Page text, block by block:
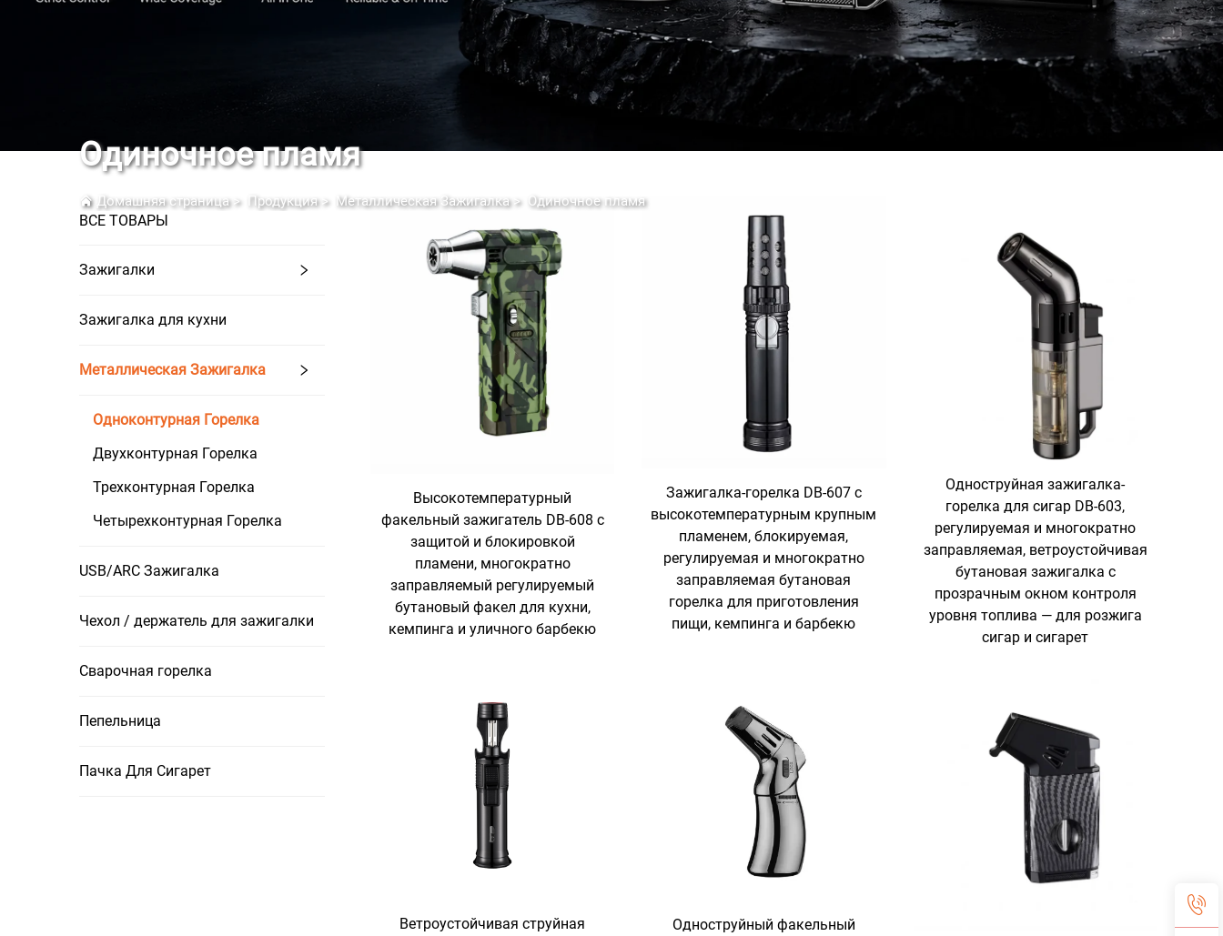
Одиночное пламя
Домашняя страница> Продукция> Металлическая Зажигалка> Одиночное пламя
ВСЕ ТОВАРЫ
Зажигалки
Зажигалка для кухни
Металлическая Зажигалка
Одноконтурная Горелка
Двухконтурная Горелка
Трехконтурная Горелка
Четырехконтурная Горелка
USB/ARC Зажигалка
Чехол / держатель для зажигалки
Сварочная горелка
Пепельница
Пачка Для Сигарет
Высокотемпературный
факельный зажигатель DB-608 с
защитой и блокировкой
пламени, многократно
заправляемый регулируемый
бутановый факел для кухни,
кемпинга и уличного барбекю
Зажигалка-горелка DB-607 с
высокотемпературным крупным
пламенем, блокируемая,
регулируемая и многократно
заправляемая бутановая
горелка для приготовления
пищи, кемпинга и барбекю
Одноструйная зажигалка-
горелка для сигар DB-603,
регулируемая и многократно
заправляемая, ветроустойчивая
бутановая зажигалка с
прозрачным окном контроля
уровня топлива — для розжига
сигар и сигарет
Ветроустойчивая струйная
Одноструйный факельный